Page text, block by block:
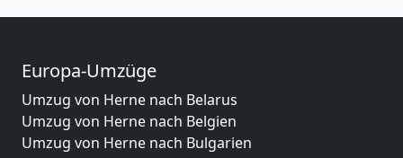
Europa-Umzüge
Umzug von Herne nach Belarus
Umzug von Herne nach Belgien
Umzug von Herne nach Bulgarien